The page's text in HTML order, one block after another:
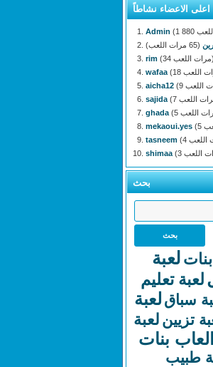
اعلى الاعضاء نشاطاً
Admin
(65 مرات اللعب)
rim
(34 مرات اللعب)
wafaa
aicha12
sajida
ghada
mekaoui.yes
tasneem
shimaa
بحث
لعبة
لعبة تعليم
سباق لعبة
تزيين لعبة
العاب بنات
طبيب